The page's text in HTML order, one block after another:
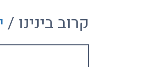
קרוב בינינו /